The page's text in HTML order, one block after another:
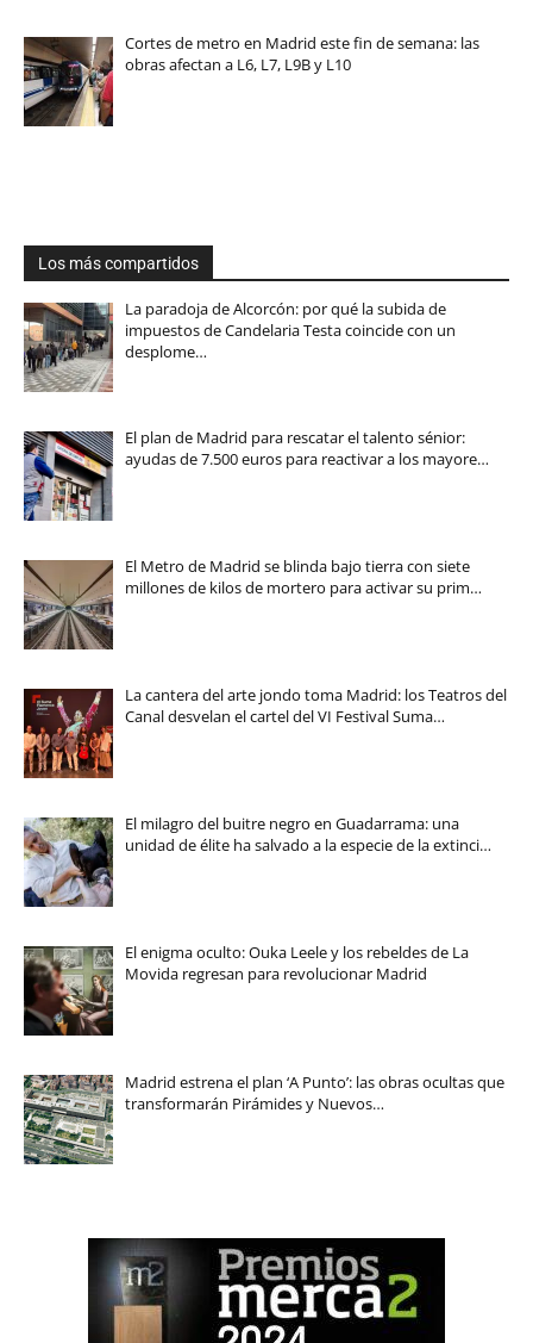
Cortes de metro en Madrid este fin de semana: las
obras afectan a L6, L7, L9B y L10
Los más compartidos
La paradoja de Alcorcón: por qué la subida de
impuestos de Candelaria Testa coincide con un
desplome…
El plan de Madrid para rescatar el talento sénior:
ayudas de 7.500 euros para reactivar a los mayore…
El Metro de Madrid se blinda bajo tierra con siete
millones de kilos de mortero para activar su prim…
La cantera del arte jondo toma Madrid: los Teatros del
Canal desvelan el cartel del VI Festival Suma…
El milagro del buitre negro en Guadarrama: una
unidad de élite ha salvado a la especie de la extinci…
El enigma oculto: Ouka Leele y los rebeldes de La
Movida regresan para revolucionar Madrid
Madrid estrena el plan ‘A Punto’: las obras ocultas que
transformarán Pirámides y Nuevos…